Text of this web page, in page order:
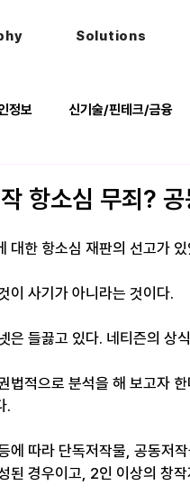
Solutions
정보 신기술/핀테크/금융
항소심 무죄?
대한 항소심 재판의 선고가
이 사기가 아니라는 것이다.
은 들끓고 있다. 네티즌의 상
법적으로 분석을 해 보고자
.
에 따라 단독저작물, 공동저
된 경우이고, 2인 이상의 창